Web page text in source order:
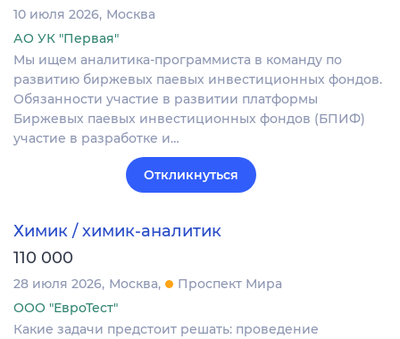
10 июля 2026 Москва
АО УК "Первая"
Мы ищем аналитика-программиста в команду по
развитию биржевых паевых инвестиционных фондов.
Обязанности участие в развитии платформы
Биржевых паевых инвестиционных фондов (БПИФ)
участие в разработке и…
Откликнуться
Химик / химик-аналитик
110 000
28 июля 2026 Москва
Проспект Мира
ООО "ЕвроТест"
Какие задачи предстоит решать: проведение